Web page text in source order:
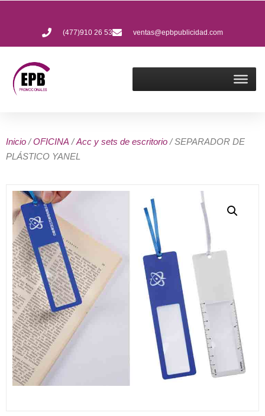
(477)910 26 53 ventas@epbpublicidad.com
Inicio /OFICINA /Acc y sets de escritorio / SEPARADOR DE
PLÁSTICO YANEL